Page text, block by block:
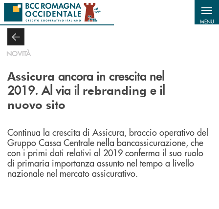
Salta al contenuto principale
MENU
NOVITÀ
Assicura ancora in crescita nel
2019. Al via il rebranding e il
nuovo sito
Continua la crescita di Assicura, braccio operativo del
Gruppo Cassa Centrale nella bancassicurazione, che
con i primi dati relativi al 2019 conferma il suo ruolo
di primaria importanza assunto nel tempo a livello
nazionale nel mercato assicurativo.